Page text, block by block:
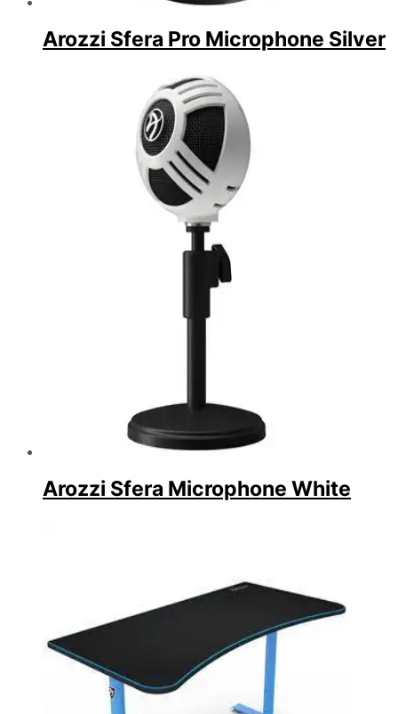
Arozzi Sfera Pro Microphone Silver
Arozzi Sfera Microphone White